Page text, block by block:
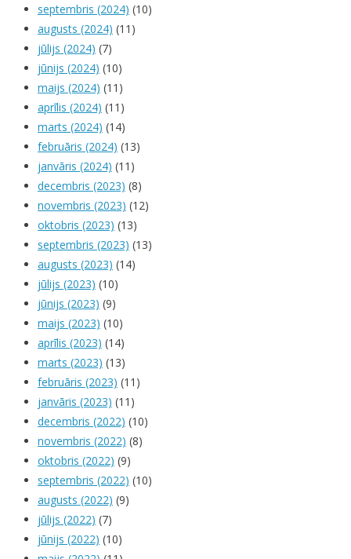
septembris (2024) (10)
augusts (2024) (11)
jūlijs (2024) (7)
jūnijs (2024) (10)
maijs (2024) (11)
aprīlis (2024) (11)
marts (2024) (14)
februāris (2024) (13)
janvāris (2024) (11)
decembris (2023) (8)
novembris (2023) (12)
oktobris (2023) (13)
septembris (2023) (13)
augusts (2023) (14)
jūlijs (2023) (10)
jūnijs (2023) (9)
maijs (2023) (10)
aprīlis (2023) (14)
marts (2023) (13)
februāris (2023) (11)
janvāris (2023) (11)
decembris (2022) (10)
novembris (2022) (8)
oktobris (2022) (9)
septembris (2022) (10)
augusts (2022) (9)
jūlijs (2022) (7)
jūnijs (2022) (10)